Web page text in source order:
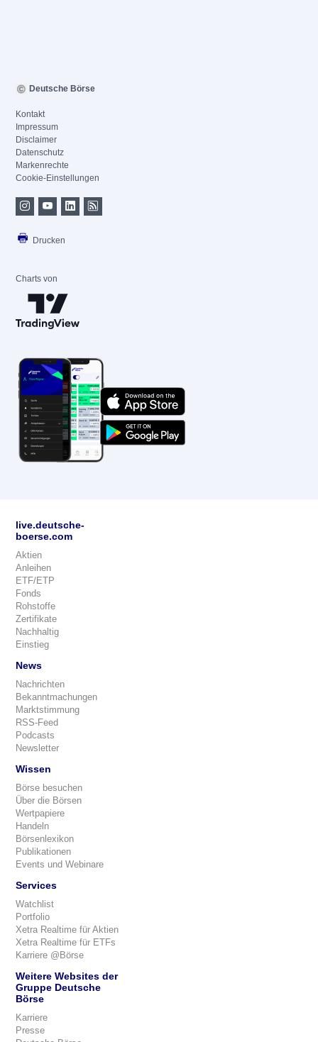
Deutsche Börse
Kontakt
Impressum
Disclaimer
Datenschutz
Markenrechte
Cookie-Einstellungen
Drucken
Charts von
live.deutsche-
boerse.com
Aktien
Anleihen
ETF/ETP
Fonds
Rohstoffe
Zertifikate
Nachhaltig
Einstieg
News
Nachrichten
Bekanntmachungen
Marktstimmung
RSS-Feed
Podcasts
Newsletter
Wissen
Börse besuchen
Über die Börsen
Wertpapiere
Handeln
Börsenlexikon
Publikationen
Events und Webinare
Services
Watchlist
Portfolio
Xetra Realtime für Aktien
Xetra Realtime für ETFs
Karriere @Börse
Weitere Websites der
Gruppe Deutsche
Börse
Karriere
Presse